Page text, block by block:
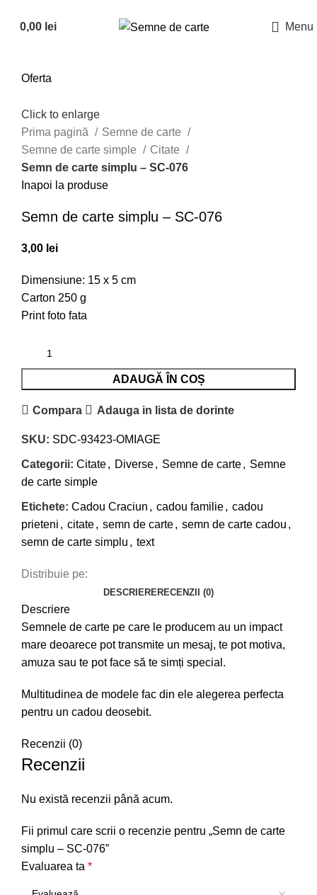
0,00 lei Menu
Oferta
Click to enlarge
Prima pagină
Semne de carte
Semne de carte simple
Citate
Semn de carte simplu – SC-076
Inapoi la produse
Semn de carte simplu – SC-076
3,00 lei
Dimensiune: 15 x 5 cm
Carton 250 g
Print foto fata
ADAUGĂ ÎN COȘ
Compara Adauga in lista de dorinte
SKU: SDC-93423-OMIAGE
Categorii: Citate, Diverse, Semne de carte, Semne
de carte simple
Etichete: Cadou Craciun , cadou familie, cadou
prieteni , citate, semn de carte, semn de carte cadou ,
semn de carte simplu , text
Distribuie pe:
DESCRIERERECENZII (0)
Descriere
Semnele de carte pe care le producem au un impact
mare deoarece pot transmite un mesaj, te pot motiva,
amuza sau te pot face să te simți special.
Multitudinea de modele fac din ele alegerea perfecta
pentru un cadou deosebit.
Recenzii (0)
Recenzii
Nu există recenzii până acum.
Fii primul care scrii o recenzie pentru „Semn de carte
simplu – SC-076”
Evaluarea ta *